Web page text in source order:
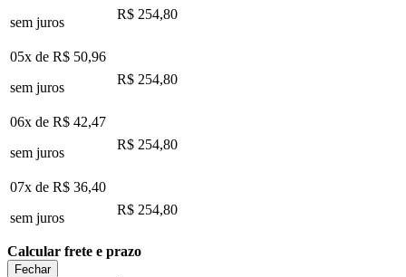
sem juros
R$ 254,80
05x de R$ 50,96
sem juros
R$ 254,80
06x de R$ 42,47
sem juros
R$ 254,80
07x de R$ 36,40
sem juros
R$ 254,80
Calcular frete e prazo
Fechar